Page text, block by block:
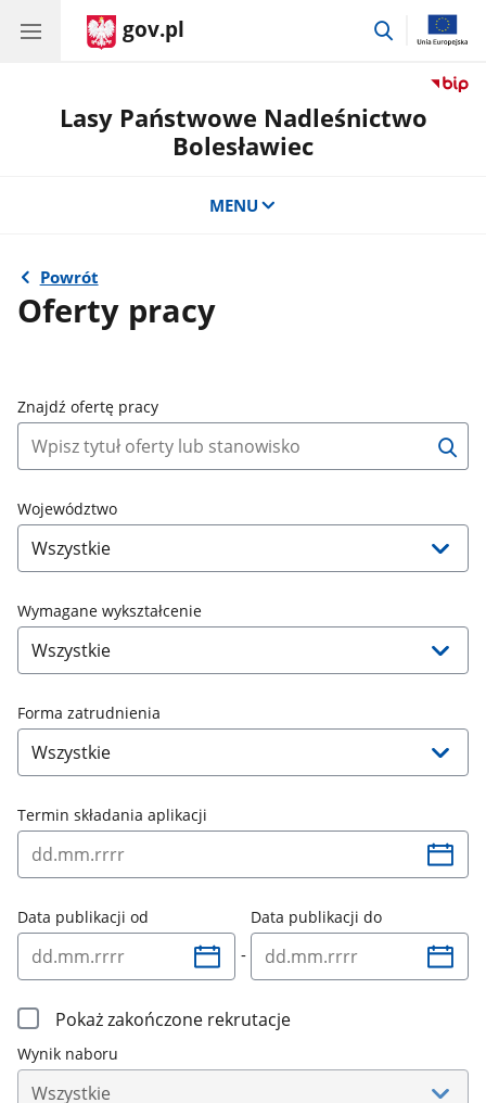
gov.pl
przejdź
Lasy Państwowe Nadleśnictwo
Bolesławiec
MENU
Powrót
Oferty pracy
Znajdź ofertę pracy
Województwo
Wymagane wykształcenie
Forma zatrudnienia
Termin składania aplikacji
Data publikacji od Data publikacji do
Filtrowanie
wyników
Pokaż zakończone rekrutacje
Wynik naboru